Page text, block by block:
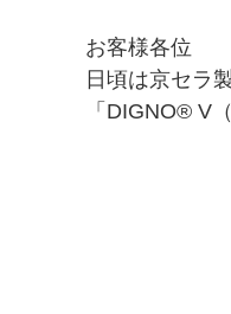
お客様各位
日頃は京セラ
「DIGNO® V